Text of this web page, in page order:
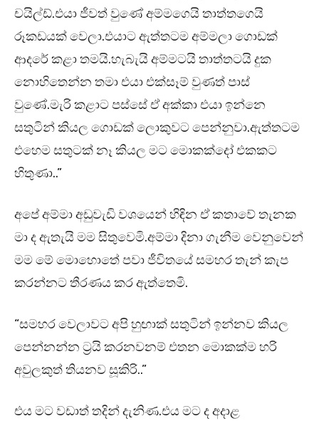
චයිල්ඩ්.එයා ජීවත් වුණේ අම්මගෙයි තාත්තගෙයි
රූකඩයක් වෙලා.එයාට ඇත්තටම අම්මලා ගොඩක්
ආදරේ කළා තමයි.හැබැයි අම්මටයි තාත්තටයි දුක
නොහිතෙන්න තමා එයා එක්සෑම් වුණත් පාස්
වුණේ.මැරි කළාට පස්සේ ඒ අක්කා එයා ඉන්නෙ
සතුටින් කියල ගොඩක් ලොකුවට පෙන්නුවා.ඇත්තටම
එහෙම සතුටක් නෑ කියල මට මොකක්දෝ එකකට
හිතුණා..”
අපේ අම්මා අඩුවැඩි වශයෙන් හිඳින ඒ කතාවේ තැනක
මා ද ඇතැයි මම සිතුවෙමි.අම්මා දිනා ගැනීම වෙනුවෙන්
මම මේ මොහොතේ පවා ජීවිතයේ සමහර තැන් කැප
කරන්නට තීරණය කර ඇත්තෙමි.
“සමහර වෙලාවට අපි හුඟාක් සතුටින් ඉන්නව කියල
පෙන්නන්න ට්‍රයි කරනවනම් එතන මොකක්ම හරි
අවුලකුත් තියනව සූකිරි..”
එය මට වඩාත් තදින් දැනිණ.එය මට ද අදාළ